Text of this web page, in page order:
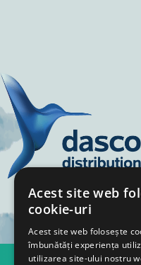
Acest site web
cookie-uri
Acest site web folosește
îmbunătăți experiența
utilizarea site-ului nostru